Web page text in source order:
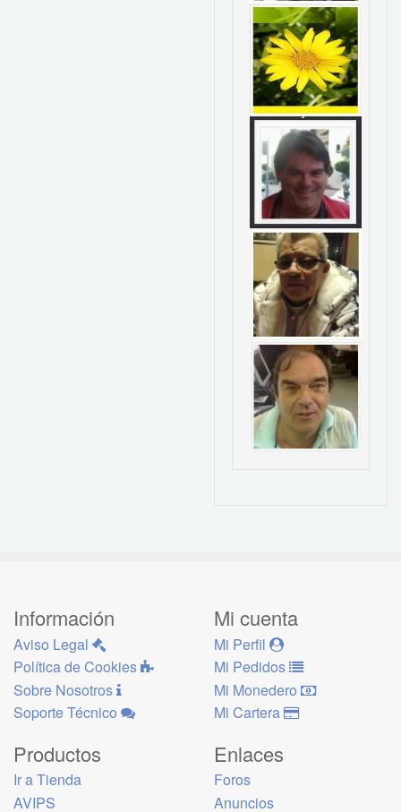
Información
Aviso Legal
Política de Cookies
Sobre Nosotros
Soporte Técnico
Mi cuenta
Mi Perfil
Mi Pedidos
Mi Monedero
Mi Cartera
Productos
Ir a Tienda
AVIPS
Enlaces
Foros
Anuncios